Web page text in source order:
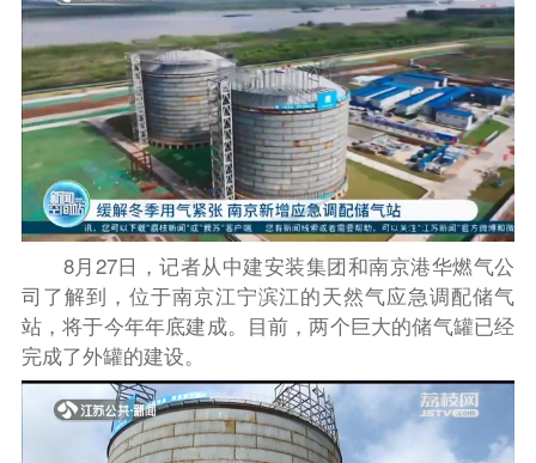
8月27日，记者从中建安装集团和南京港华燃气公
司了解到，位于南京江宁滨江的天然气应急调配储气
站，将于今年年底建成。目前，两个巨大的储气罐已经
完成了外罐的建设。